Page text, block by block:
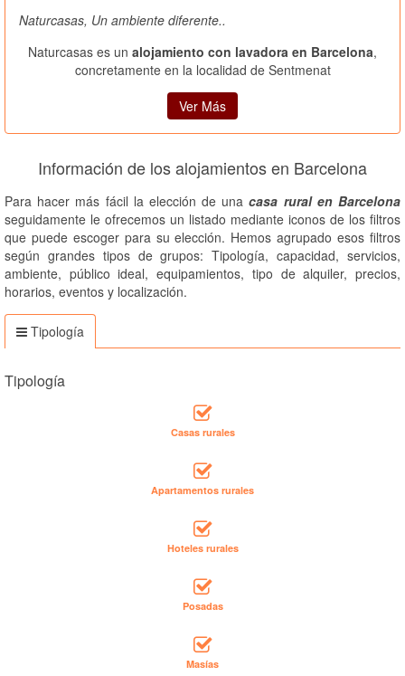
Naturcasas, Un ambiente diferente..
Naturcasas es un alojamiento con lavadora en Barcelona,
concretamente en la localidad de Sentmenat
Ver Más
Información de los alojamientos en Barcelona
Para hacer más fácil la elección de unacasa rural en Barcelona
seguidamente le ofrecemos un listado mediante iconos de los filtros
que puede escoger para su elección. Hemos agrupado esos filtros
según grandes tipos de grupos: Tipología, capacidad, servicios,
ambiente, público ideal, equipamientos, tipo de alquiler, precios,
horarios, eventos y localización.
Tipología
Tipología
Casas rurales
Apartamentos rurales
Hoteles rurales
Posadas
Masías